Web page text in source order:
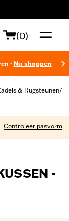
(0)
- Nu shoppen
& Rugsteunen/
Controleer pasvorm
-